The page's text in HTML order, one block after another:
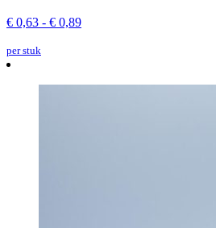
€ 0,63 - € 0,89
per stuk